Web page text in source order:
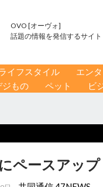
OVO [オーヴォ]
話題の情報を発信するサイト
イフスタイル エンタ
ジもの ペット ビ
ペースアッ